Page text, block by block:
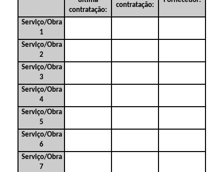
contratação:
contratação:
Serviço/Obra
1
Serviço/Obra
2
Serviço/Obra
3
Serviço/Obra
4
Serviço/Obra
5
Serviço/Obra
6
Serviço/Obra
7